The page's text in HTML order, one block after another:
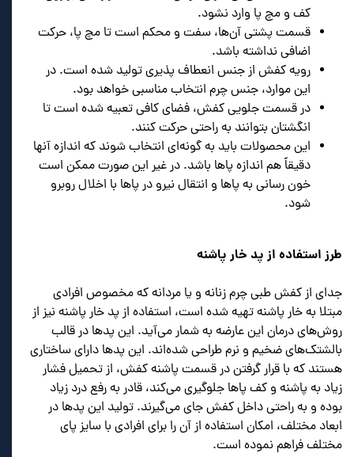
کف و مچ پا وارد نشود.
قسمت پشتی آن‌ها، سفت و محکم است تا مچ پا، حرکت
اضافی نداشته باشد.
رویه کفش از جنس انعطاف پذیری تولید شده است. در
این موارد، جنس چرم انتخاب مناسبی خواهد بود.
در قسمت جلویی کفش، فضای کافی تعبیه شده است تا
انگشتان بتوانند به راحتی حرکت کنند.
این محصولات باید به گونه‌ای انتخاب شوند که اندازه آنها
دقیقاً هم اندازه پاها باشد. در غیر این صورت ممکن است
خون رسانی به پاها و انتقال نیرو در پاها با اخلال روبرو
شود.
طرز استفاده از پد خار پاشنه
جدای از کفش طبی چرم زنانه و یا مردانه که مخصوص افرادی
مبتلا به خار پاشنه تهیه شده است، استفاده از پد خار پاشنه نیز از
روش‌های درمان این عارضه به شمار می‌آید. این پدها در قالب
بالشتک‌های ضخیم و نرم طراحی شده‌اند. این پدها دارای ساختاری
هستند که با قرار گرفتن در قسمت پاشنه کفش، از تحمیل فشار
زیاد به پاشنه و کف پاها جلوگیری می‌کند، قادر به رفع درد زیاد
بوده و به راحتی داخل کفش جای می‌گیرند. تولید این پدها در
ابعاد مختلف، امکان استفاده از آن را برای افرادی با سایز پای
مختلف فراهم نموده است.